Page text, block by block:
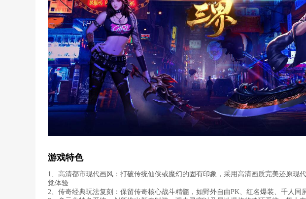
游戏特色
1、高清都市现代画风：打破传统仙侠或魔幻的固有印象，采用高清画质完美还原现
觉体验
2、传奇经典玩法复刻：保留传奇核心战斗精髓，如野外自由PK、红名爆装、千人